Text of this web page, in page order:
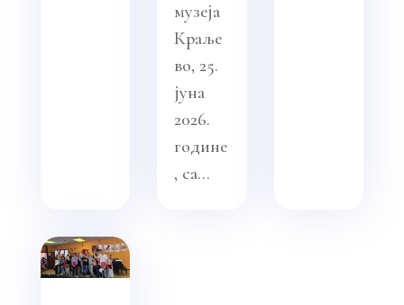
музеја
Краље
во, 25.
јуна
2026.
године
, са...